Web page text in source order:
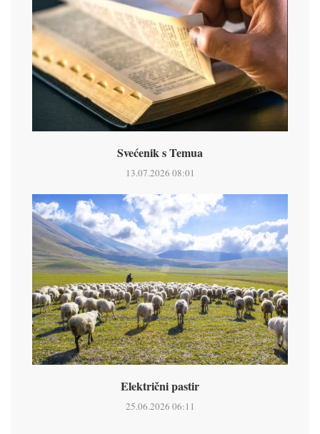
Svećenik s Temua
13.07.2026 08:01
Električni pastir
25.06.2026 06:11